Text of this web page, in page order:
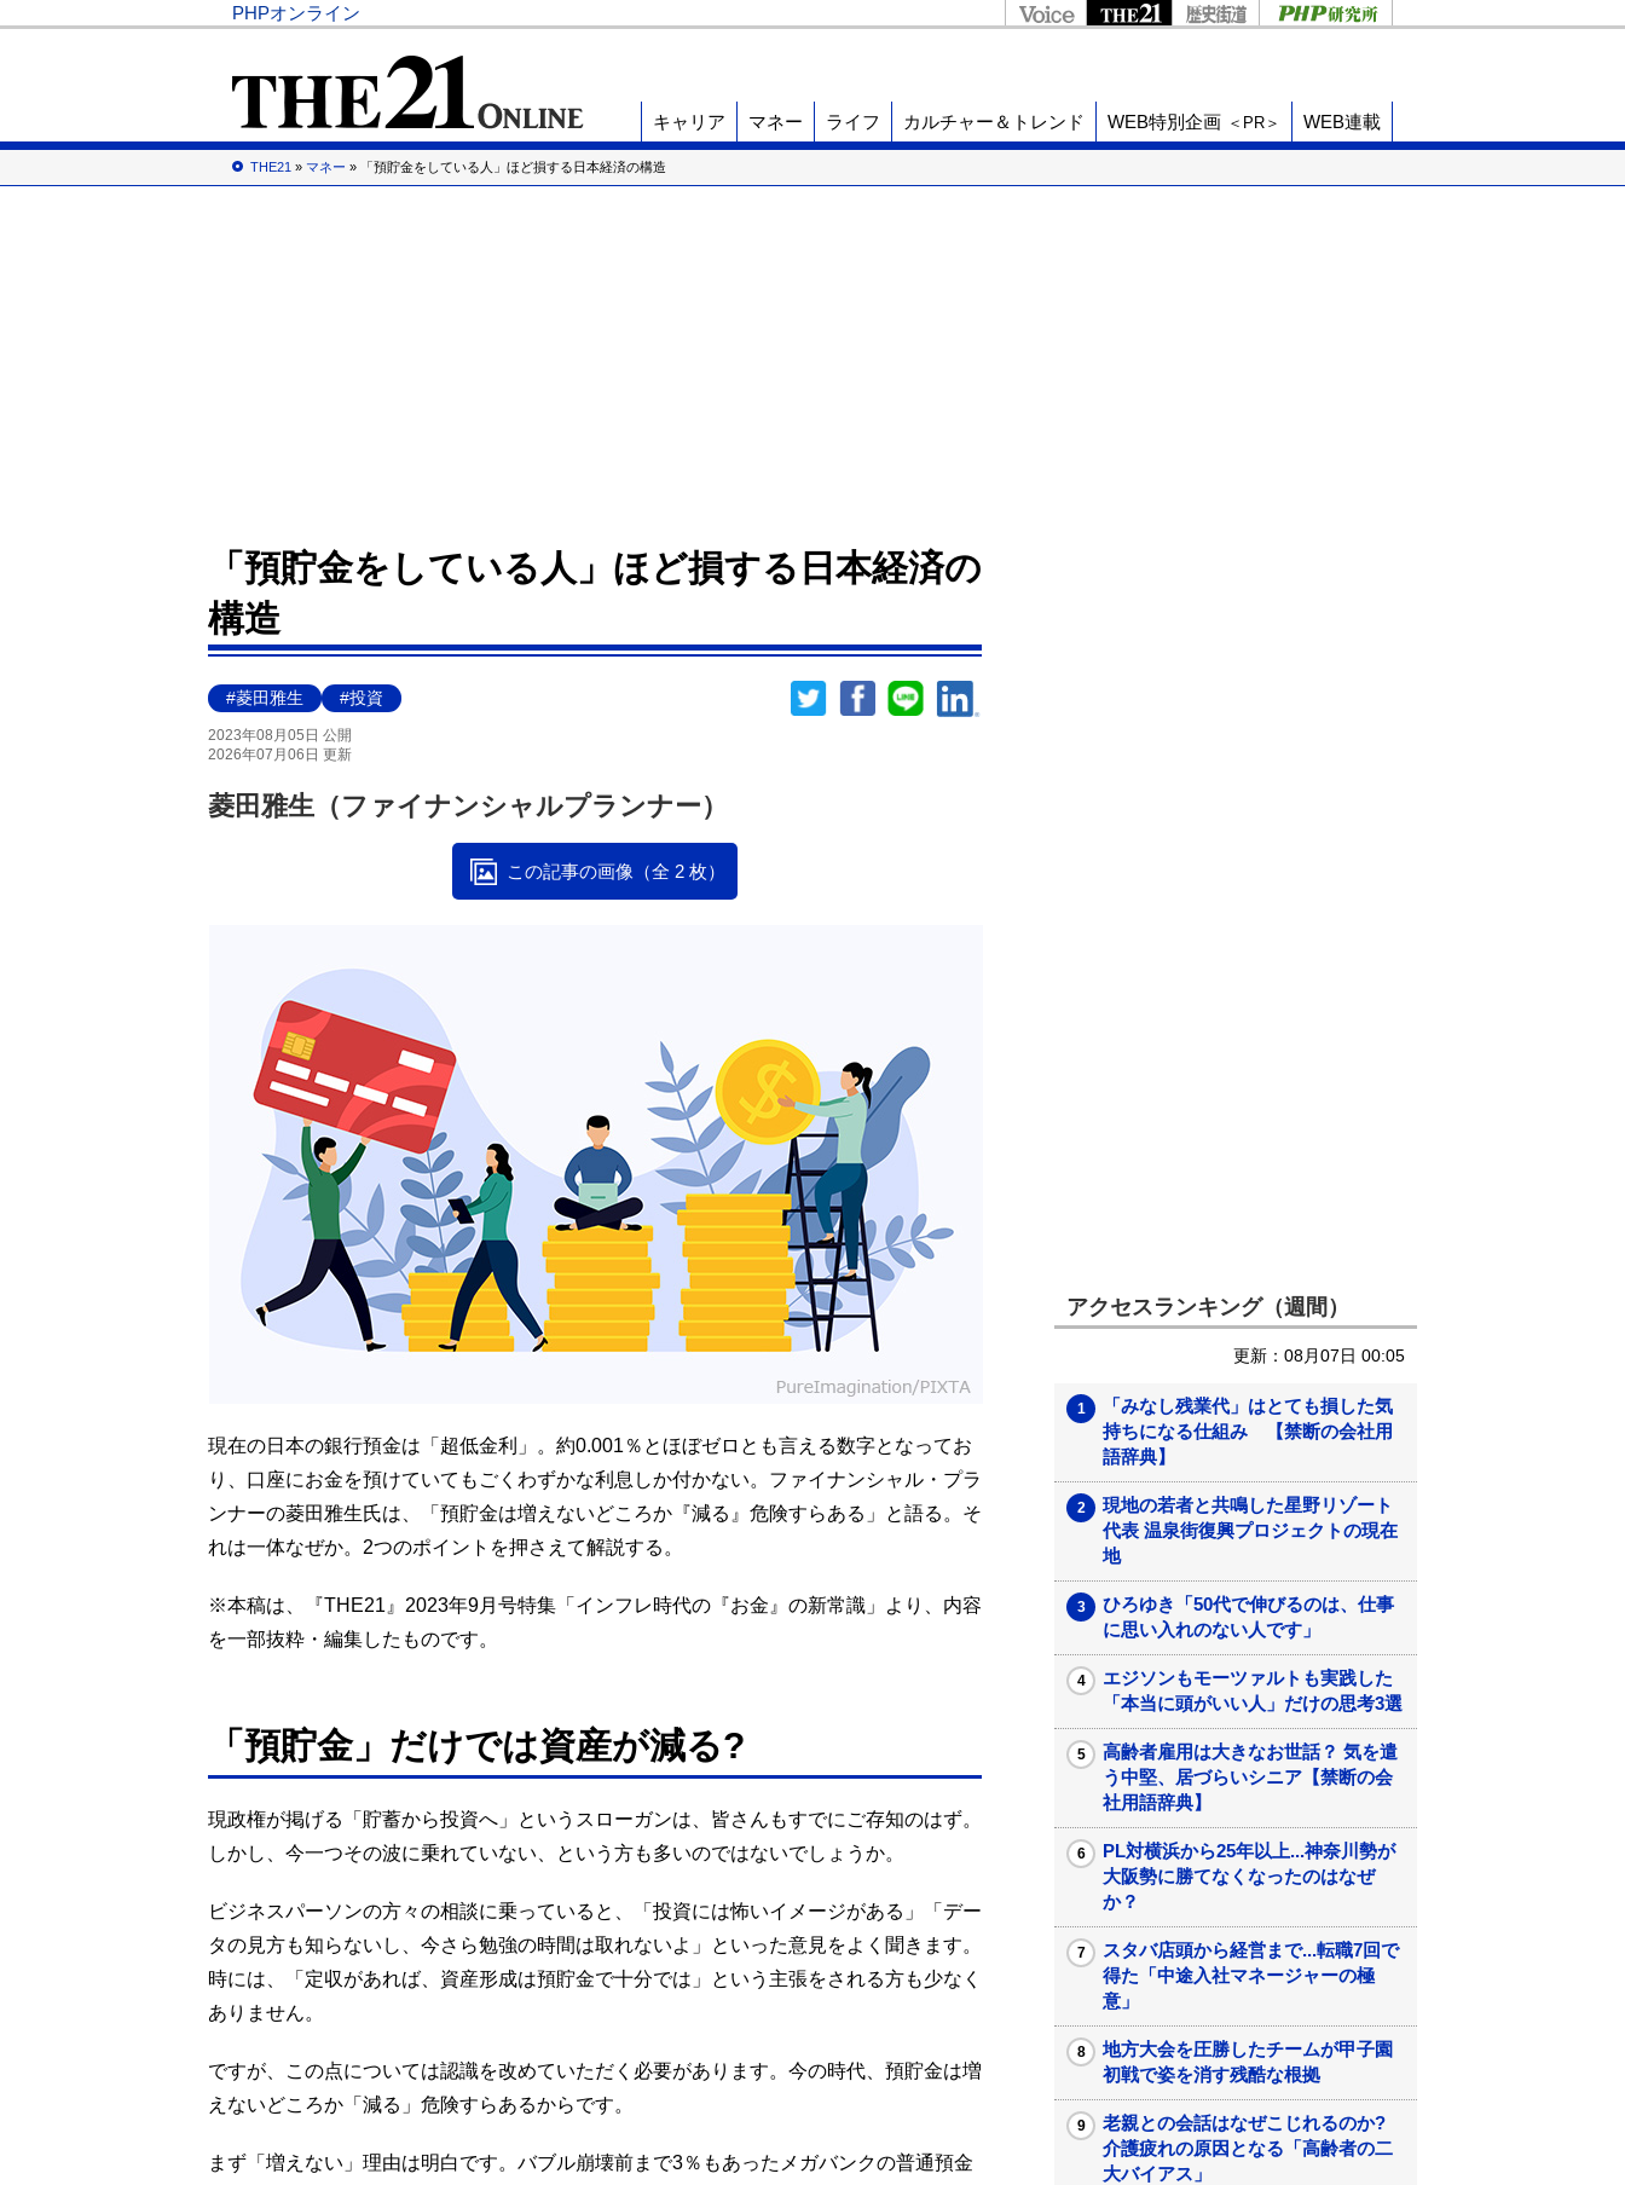
PHPオンライン
キャリア マネー ライフ カルチャー＆トレンド WEB特別企画 ＜PR＞ WEB連載
THE21 » マネー » 「預貯金をしている人」ほど損する日本経済の構造
「預貯金をしている人」ほど損する日本経済の
構造
#菱田雅生 #投資
2023年08月05日 公開
2026年07月06日 更新
菱田雅生（ファイナンシャルプランナー）
この記事の画像（全 2 枚）
現在の日本の銀行預金は「超低金利」。約0.001％とほぼゼロとも言える数字となってお
り、口座にお金を預けていてもごくわずかな利息しか付かない。ファイナンシャル・プラ
ンナーの菱田雅生氏は、「預貯金は増えないどころか『減る』危険すらある」と語る。そ
れは一体なぜか。2つのポイントを押さえて解説する。
※本稿は、『THE21』2023年9月号特集「インフレ時代の『お金』の新常識」より、内容
を一部抜粋・編集したものです。
「預貯金」だけでは資産が減る?
現政権が掲げる「貯蓄から投資へ」というスローガンは、皆さんもすでにご存知のはず。
しかし、今一つその波に乗れていない、という方も多いのではないでしょうか。
ビジネスパーソンの方々の相談に乗っていると、「投資には怖いイメージがある」「デー
タの見方も知らないし、今さら勉強の時間は取れないよ」といった意見をよく聞きます。
時には、「定収があれば、資産形成は預貯金で十分では」という主張をされる方も少なく
ありません。
ですが、この点については認識を改めていただく必要があります。今の時代、預貯金は増
えないどころか「減る」危険すらあるからです。
まず「増えない」理由は明白です。バブル崩壊前まで3％もあったメガバンクの普通預金
アクセスランキング（週間）
更新：08月07日 00:05
「みなし残業代」はとても損した気
持ちになる仕組み 【禁断の会社用
語辞典】
現地の若者と共鳴した星野リゾート
代表 温泉街復興プロジェクトの現在
地
ひろゆき「50代で伸びるのは、仕事
に思い入れのない人です」
エジソンもモーツァルトも実践した
「本当に頭がいい人」だけの思考3選
高齢者雇用は大きなお世話？ 気を遣
う中堅、居づらいシニア【禁断の会
社用語辞典】
PL対横浜から25年以上...神奈川勢が
大阪勢に勝てなくなったのはなぜ
か？
スタバ店頭から経営まで...転職7回で
得た「中途入社マネージャーの極
意」
地方大会を圧勝したチームが甲子園
初戦で姿を消す残酷な根拠
老親との会話はなぜこじれるのか?
介護疲れの原因となる「高齢者の二
大バイアス」